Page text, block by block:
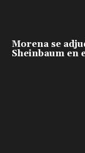
Morena se
Sheinbaum en